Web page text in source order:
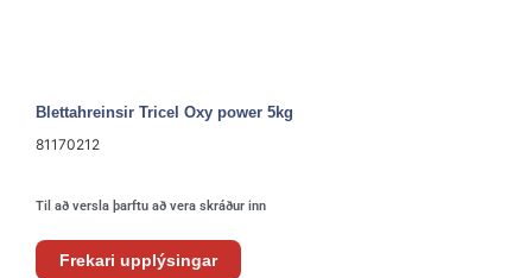
Blettahreinsir Tricel Oxy power 5kg
81170212
Til að versla þarftu að vera skráður inn
Frekari upplýsingar